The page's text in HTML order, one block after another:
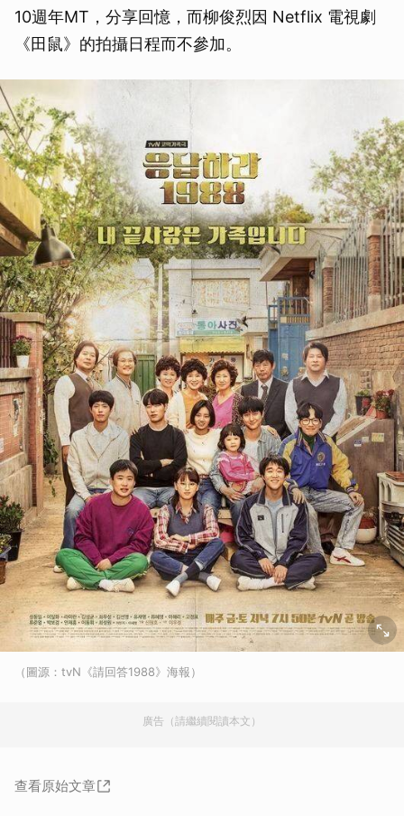
10週年MT，分享回憶，而柳俊烈因 Netflix 電視劇
《田鼠》的拍攝日程而不參加。
（圖源：tvN《請回答1988》海報）
廣告（請繼續閱讀本文）
查看原始文章